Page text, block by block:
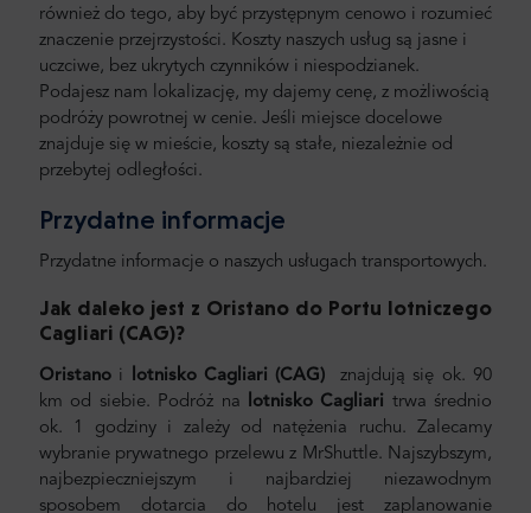
również do tego, aby być przystępnym cenowo i rozumieć
znaczenie przejrzystości. Koszty naszych usług są jasne i
uczciwe, bez ukrytych czynników i niespodzianek.
Podajesz nam lokalizację, my dajemy cenę, z możliwością
podróży powrotnej w cenie. Jeśli miejsce docelowe
znajduje się w mieście, koszty są stałe, niezależnie od
przebytej odległości.
Przydatne informacje
Przydatne informacje o naszych usługach transportowych.
Jak daleko jest z Oristano do Portu lotniczego
Cagliari (CAG)?
Oristano i lotnisko Cagliari (CAG)
znajdują się ok. 90
km od siebie. Podróż na
lotnisko Cagliari trwa średnio
ok. 1 godziny i zależy od natężenia ruchu. Zalecamy
wybranie prywatnego przelewu z MrShuttle. Najszybszym,
najbezpieczniejszym i najbardziej niezawodnym
sposobem dotarcia do hotelu jest zaplanowanie